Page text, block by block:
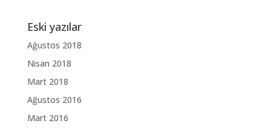
Eski yazılar
Ağustos 2018
Nisan 2018
Mart 2018
Ağustos 2016
Mart 2016